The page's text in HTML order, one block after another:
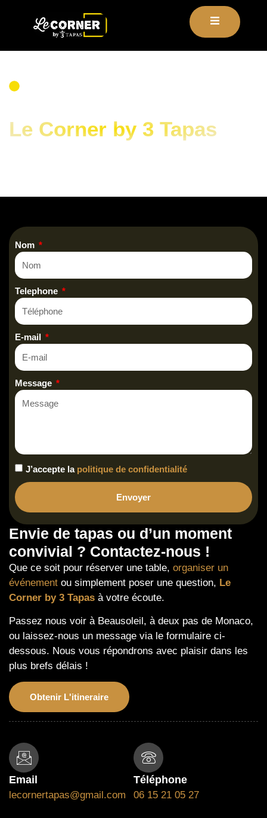
Le Corner by 3 Tapas
Nom
Telephone
E-mail
Message
J’accepte la politique de confidentialité
Envoyer
Envie de tapas ou d’un moment
convivial ? Contactez-nous !
Que ce soit pour réserver une table, organiser un
événement ou simplement poser une question, Le
Corner by 3 Tapas à votre écoute.
Passez nous voir à Beausoleil, à deux pas de Monaco,
ou laissez-nous un message via le formulaire ci-
dessous. Nous vous répondrons avec plaisir dans les
plus brefs délais !
Obtenir L'itineraire
Email
lecornertapas@gmail.com
Téléphone
06 15 21 05 27